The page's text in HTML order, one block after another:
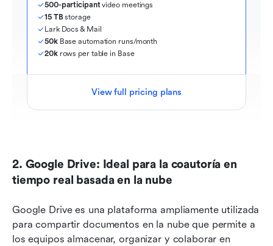
500-participant video meetings
15 TB storage
Lark Docs & Mail
50k Base automation runs/month
20k rows per table in Base
View full pricing plans
2. Google Drive: Ideal para la coautoría en
tiempo real basada en la nube
Google Drive es una plataforma ampliamente utilizada
para compartir documentos en la nube que permite a
los equipos almacenar, organizar y colaborar en